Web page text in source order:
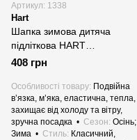
Артикул: 1338
Hart
Шапка зимова дитяча
підліткова HART
ФІсташковий - тепла в’язана
дівчаток
408 грн
Особливості товару Подвійна
в’язка, м’яка, еластична, тепла,
захищає від холоду та вітру,
зручна посадка
Сезон Осінь;
Зима
Стиль Класичний,